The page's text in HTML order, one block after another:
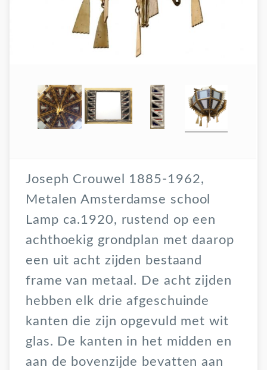
Joseph Crouwel 1885-1962,
Metalen Amsterdamse school
Lamp ca.1920, rustend op een
achthoekig grondplan met daarop
een uit acht zijden bestaand
frame van metaal. De acht zijden
hebben elk drie afgeschuinde
kanten die zijn opgevuld met wit
glas. De kanten in het midden en
aan de bovenzijde bevatten aan